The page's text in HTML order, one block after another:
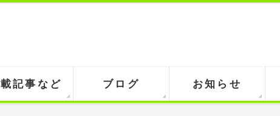
記事など ブログ お知らせ